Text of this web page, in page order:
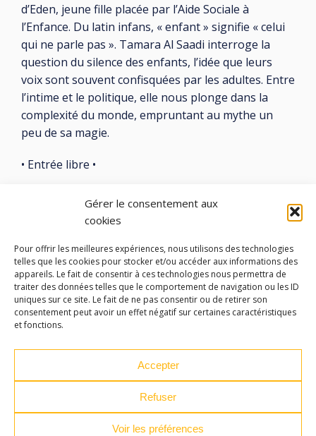
Gérer le consentement aux
cookies
Pour offrir les meilleures expériences, nous utilisons des technologies
telles que les cookies pour stocker et/ou accéder aux informations des
appareils. Le fait de consentir à ces technologies nous permettra de
traiter des données telles que le comportement de navigation ou les ID
uniques sur ce site. Le fait de ne pas consentir ou de retirer son
consentement peut avoir un effet négatif sur certaines caractéristiques
et fonctions.
Accepter
Refuser
Voir les préférences
d’Eden, jeune fille placée par l’Aide Sociale à
l’Enfance. Du latin infans, « enfant » signifie « celui
qui ne parle pas ». Tamara Al Saadi interroge la
question du silence des enfants, l’idée que leurs
voix sont souvent confisquées par les adultes. Entre
l’intime et le politique, elle nous plonge dans la
complexité du monde, empruntant au mythe un
peu de sa magie.
• Entrée libre •
LES ATELIERS DES ARTS
32 Rue 86E Régiment d'Infanterie
43000 Le Puy-en-Velay
ateliersdesarts@lepuyenvelay.fr
FacebookInstagram
YoutubeSoundcloud